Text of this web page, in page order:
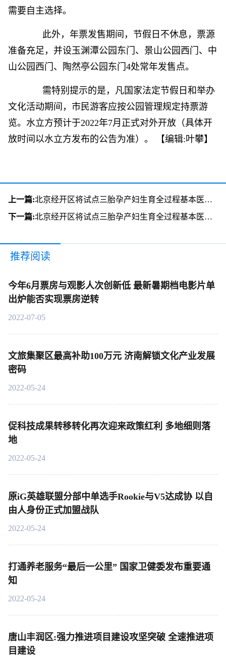
需要自主选择。
此外，年票发售期间，节假日不休息，票源
准备充足，并设玉渊潭公园东门、景山公园西门、中
山公园西门、陶然亭公园东门4处常年发售点。
需特别提示的是，凡国家法定节假日和举办
文化活动期间，市民游客应按公园管理规定持票游
览。水立方预计于2022年7月正式对外开放（具体开
放时间以水立方发布的公告为准）。
【编辑:叶攀】
上一篇:
北京经开区将试点三胎孕产妇生育全过程基本医疗免费
下一篇:
北京经开区将试点三胎孕产妇生育全过程基本医疗免费
推荐阅读
今年6月票房与观影人次创新低 最新暑期档电影片单
出炉能否实现票房逆转
2022-07-05
文旅集聚区最高补助100万元 济南解锁文化产业发展
密码
2022-05-24
促科技成果转移转化再次迎来政策红利 多地细则落
地
2022-05-24
原iG英雄联盟分部中单选手Rookie与V5达成协 以自
由人身份正式加盟战队
2022-05-24
打通养老服务“最后一公里” 国家卫健委发布重要通
知
2022-05-24
唐山丰润区:强力推进项目建设攻坚突破 全速推进项
目建设